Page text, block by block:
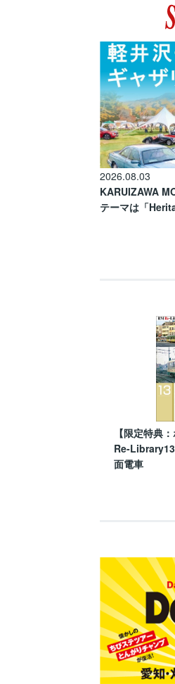
2026.08.03
KARUIZAWA
テーマは「
【限定特典
Re-
面電車